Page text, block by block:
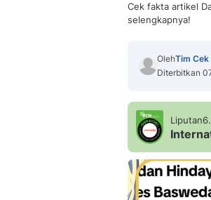
Cek fakta artikel
selengkapnya!
OlehTim Cek
Diterbitkan